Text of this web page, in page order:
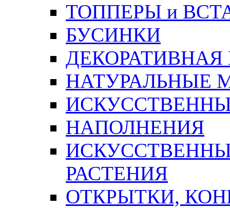
ТОППЕРЫ и
БУСИНКИ
ДЕКОРАТИВНАЯ
НАТУРАЛЬНЫЕ
НАПОЛНЕНИЯ
РАСТЕНИЯ
ОТКРЫТКИ,